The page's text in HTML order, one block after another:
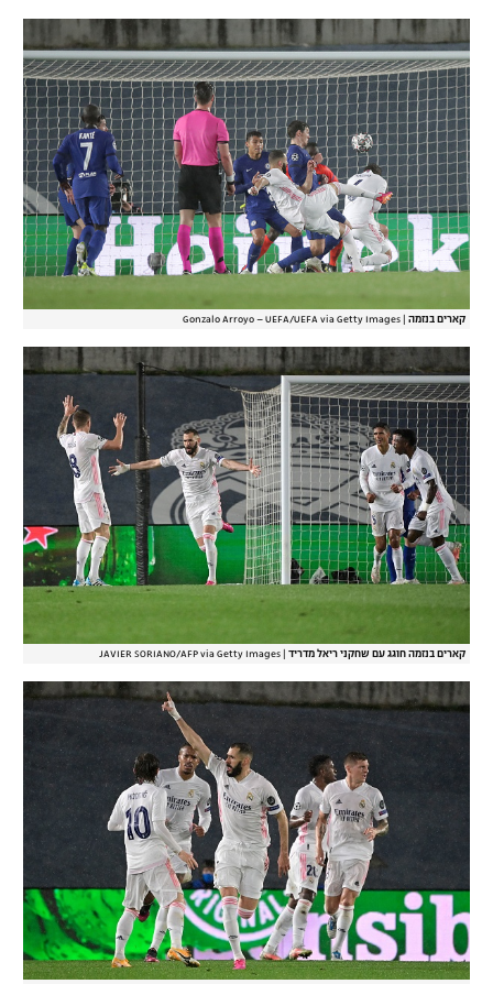
קארים בנזמה Gonzalo Arroyo – UEFA/UEFA via Getty Images
קארים בנזמה חוגג עם שחקני ריאל מדריד JAVIER SORIANO/AFP via Getty Images